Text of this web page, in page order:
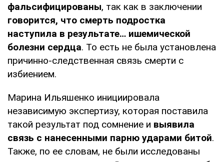
фальсифицированы, так как в заключении
говорится, что смерть подростка
наступила в результате… ишемической
болезни сердца. То есть не была установлена
причинно-следственная связь смерти с
избиением.
Марина Ильяшенко инициировала
независимую экспертизу, которая поставила
такой результат под сомнение и выявила
связь с нанесенными парню ударами битой.
Также, по ее словам, не были исследованы